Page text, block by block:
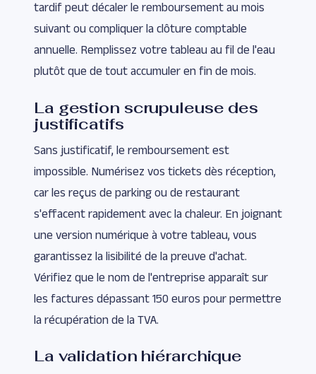
tardif peut décaler le remboursement au mois
suivant ou compliquer la clôture comptable
annuelle. Remplissez votre tableau au fil de l'eau
plutôt que de tout accumuler en fin de mois.
La gestion scrupuleuse des
justificatifs
Sans justificatif, le remboursement est
impossible. Numérisez vos tickets dès réception,
car les reçus de parking ou de restaurant
s'effacent rapidement avec la chaleur. En joignant
une version numérique à votre tableau, vous
garantissez la lisibilité de la preuve d'achat.
Vérifiez que le nom de l'entreprise apparaît sur
les factures dépassant 150 euros pour permettre
la récupération de la TVA.
La validation hiérarchique